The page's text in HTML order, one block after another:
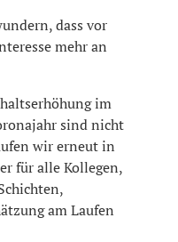
dass vor
mehr an
im
sind nicht
wir erneut in
für alle Kollegen,
am Laufen